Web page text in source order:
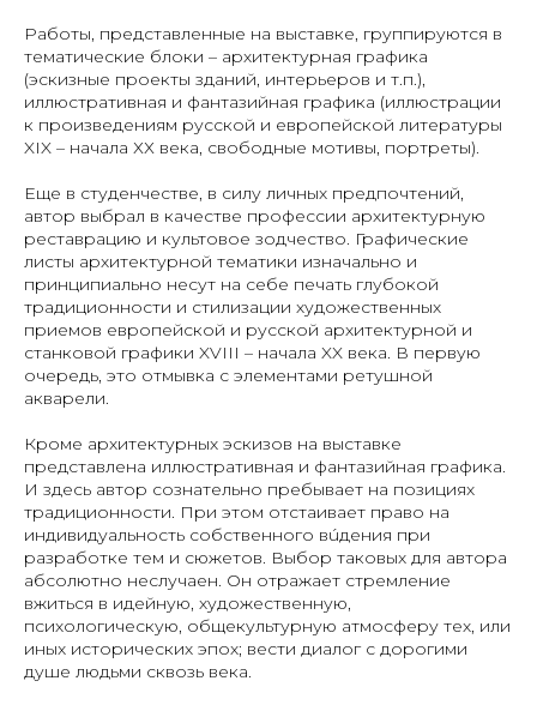
Работы, представленные на выставке, группируются в
тематические блоки – архитектурная графика
(эскизные проекты зданий, интерьеров и т.п.),
иллюстративная и фантазийная графика (иллюстрации
к произведениям русской и европейской литературы
XIX – начала ХХ века, свободные мотивы, портреты).
Еще в студенчестве, в силу личных предпочтений,
автор выбрал в качестве профессии архитектурную
реставрацию и культовое зодчество. Графические
листы архитектурной тематики изначально и
принципиально несут на себе печать глубокой
традиционности и стилизации художественных
приемов европейской и русской архитектурной и
станковой графики XVIII – начала XX века. В первую
очередь, это отмывка с элементами ретушной
акварели.
Кроме архитектурных эскизов на выставке
представлена иллюстративная и фантазийная графика.
И здесь автор сознательно пребывает на позициях
традиционности. При этом отстаивает право на
индивидуальность собственного вúдения при
разработке тем и сюжетов. Выбор таковых для автора
абсолютно неслучаен. Он отражает стремление
вжиться в идейную, художественную,
психологическую, общекультурную атмосферу тех, или
иных исторических эпох; вести диалог с дорогими
душе людьми сквозь века.